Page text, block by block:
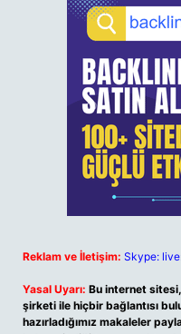
Reklam ve İletişim: Skype:
Yasal Uyarı: Bu internet
şirketi ile hiçbir bağlantısı
hazırladığımız makaleler